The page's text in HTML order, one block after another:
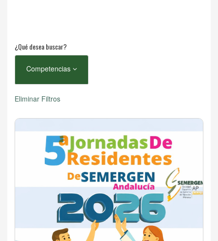
¿Qué desea buscar?
Competencias
Eliminar Filtros